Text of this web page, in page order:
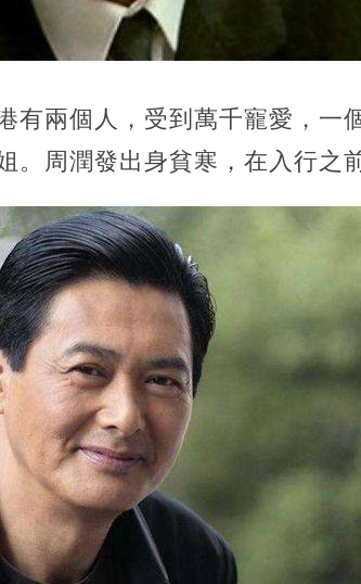
有兩個人，受到萬千寵愛，一
。周潤發出身貧寒，在入行之